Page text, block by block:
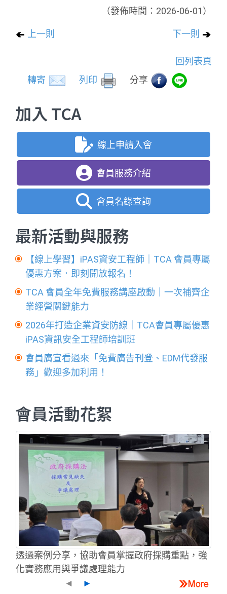
（發佈時間：2026-06-01）
上一則 下一則
回列表頁
轉寄
列印 分享
加入 TCA
線上申請入會
會員服務介紹
會員名錄查詢
最新活動與服務
【線上學習】iPAS資安工程師｜TCA 會員專屬
優惠方案．即刻開放報名！
TCA 會員全年免費服務講座啟動｜一次補齊企
業經營關鍵能力
2026年打造企業資安防線｜TCA會員專屬優惠
iPAS資訊安全工程師培訓班
會員廣宣看過來「免費廣告刊登、EDM代發服
務」歡迎多加利用！
會員活動花絮
透過案例分享，協助會員掌握政府採購重點，強
化實務應用與爭議處理能力
◄
►